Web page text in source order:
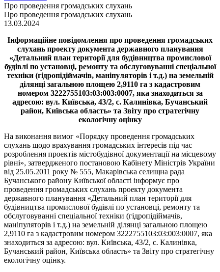
Про проведення громадських слухань
Про проведення громадських слухань
13.03.2024
Інформаційне повідомлення про проведення громадських
слухань проекту документа державного планування
«Детальний план території для будівництва промислової
будівлі по установці, ремонту та обслуговуванні спеціальної
техніки (гідропідіймачів, маніпуляторів і т.д.) на земельній
ділянці загальною площею 2,9110 га з кадастровим
номером 3222755103:03:003:0007, яка знаходиться за
адресою: вул. Київська, 43/2, с. Калинівка, Бучанський
район, Київська область» та Звіту про стратегічну
екологічну оцінку
На виконання вимог «Порядку проведення громадських
слухань щодо врахування громадських інтересів під час
розроблення проектів містобудівної документації на місцевому
рівні», затвердженого постановою Кабінету Міністрів України
від 25.05.2011 року № 555, Макарівська селищна рада
Бучанського району Київської області інформує про
проведення громадських слухань проекту документа
державного планування «Детальний план території для
будівництва промислової будівлі по установці, ремонту та
обслуговуванні спеціальної техніки (гідропідіймачів,
маніпуляторів і т.д.) на земельній ділянці загальною площею
2,9110 га з кадастровим номером 3222755103:03:003:0007, яка
знаходиться за адресою: вул. Київська, 43/2, с. Калинівка,
Бучанський район, Київська область» та Звіту про стратегічну
екологічну оцінку.